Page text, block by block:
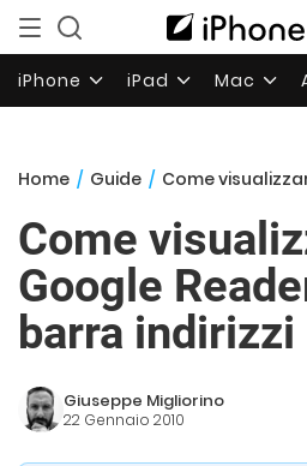
iPhone iPad Mac
Home / Guide / Come visualizzare
Come
Google
barra indirizzi
Giuseppe Migliorino
22 Gennaio 2010